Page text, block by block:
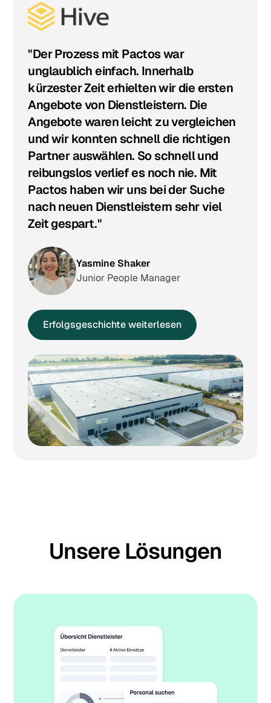
"Der Prozess mit Pactos war
unglaublich einfach. Innerhalb
kürzester Zeit erhielten wir die ersten
Angebote von Dienstleistern. Die
Angebote waren leicht zu vergleichen
und wir konnten schnell die richtigen
Partner auswählen. So schnell und
reibungslos verlief es noch nie. Mit
Pactos haben wir uns bei der Suche
nach neuen Dienstleistern sehr viel
Zeit gespart."
Yasmine Shaker
Junior People Manager
Erfolgsgeschichte weiterlesen
Unsere Lösungen